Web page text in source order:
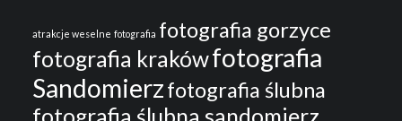
atrakcje weselne fotografia fotografia gorzyce
fotografia krakówfotografia
Sandomierzfotografia ślubna